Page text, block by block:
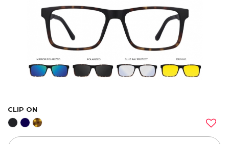
CLIP ON